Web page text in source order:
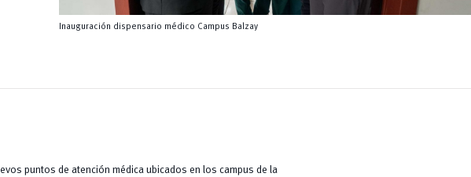
Inauguración dispensario médico Campus Balzay
puntos de atención médica ubicados en los campus de la